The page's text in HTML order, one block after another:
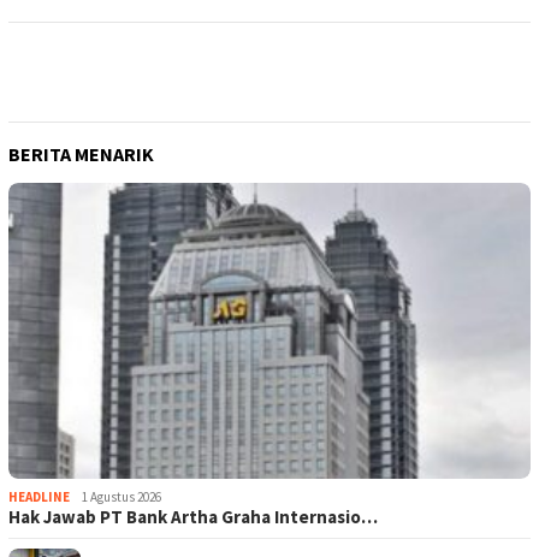
BERITA MENARIK
HEADLINE 1 Agustus 2026
Hak Jawab PT Bank Artha Graha Internasio…